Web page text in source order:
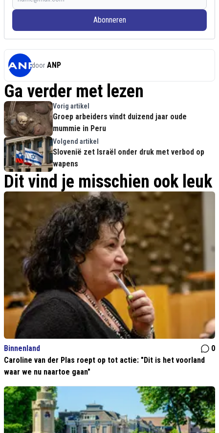
Abonneren
door ANP
Ga verder met lezen
Vorig artikel
Groep arbeiders vindt duizend jaar oude
mummie in Peru
Volgend artikel
Slovenië zet Israël onder druk met verbod op
wapens
Dit vind je misschien ook leuk
Binnenland
0
Caroline van der Plas roept op tot actie: "Dit is het voorland
waar we nu naartoe gaan"